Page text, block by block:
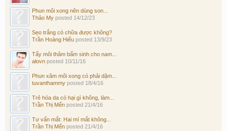
Phun môi xong nên dùng son...
Thảo My posted 14/12/23
Sẹo trắng có chữa được không?
Trần Hoàng Hiếu posted 13/9/23
Tẩy môi thâm bẩm sinh cho nam...
alovn posted 10/11/16
Phun xăm môi xong có phải dặm...
tuvanthammy posted 18/4/16
Trẻ hóa da có hại gì không, làm...
Trần Thị Mến posted 21/4/16
Tư vấn mắt: Hai mí mắt không...
Trần Thị Mến posted 21/4/16